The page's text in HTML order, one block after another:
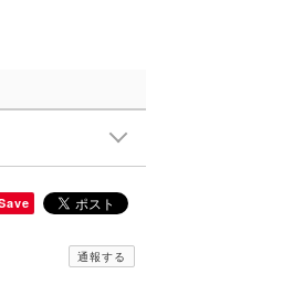
通報する